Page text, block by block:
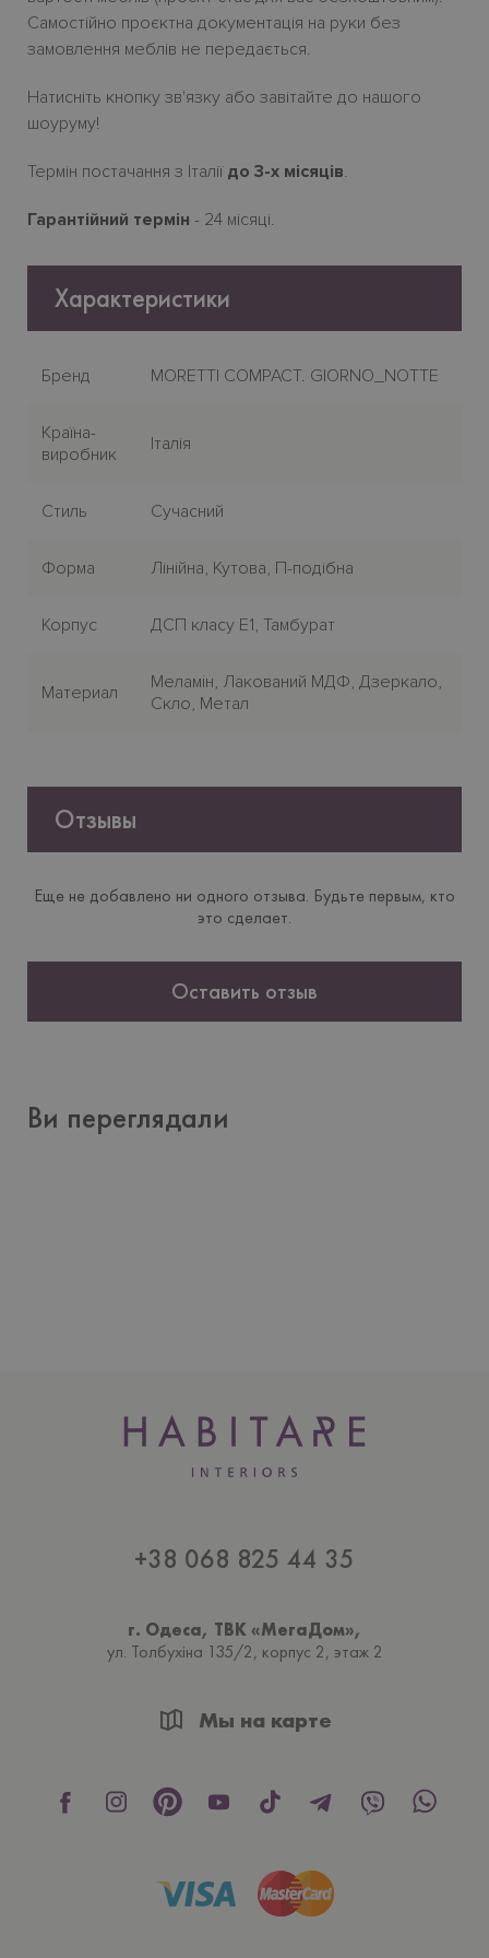
Самостійно проєктна документація на руки без
замовлення меблів не передається.
Натисніть кнопку зв'язку або завітайте до нашого
шоуруму!
Термін постачання з Італії до 3-х місяців.
Гарантійний термін - 24 місяці.
Характеристики
Бренд MORETTI COMPACT. GIORNO_NOTTE
Країна-
виробник
Італія
Стиль Сучасний
Форма Лінійна, Кутова, П-подібна
Корпус ДСП класу E1, Тамбурат
Материал
Меламiн, Лакований МДФ, Дзеркало,
Скло, Метал
Отзывы
Еще не добавлено ни одного отзыва. Будьте первым, кто
это сделает.
Оставить отзыв
Ви переглядали
+38 068 825 44 35
г. Одеса, ТВК «МегаДом»,
ул. Толбухiна 135/2, корпус 2, этаж 2
Мы на карте